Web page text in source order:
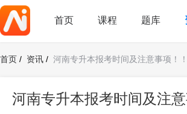
首页 课程 题库
首页 / 资讯 / 河南专升本报考时间及注意事项！！
河南专升本报考时间及注意